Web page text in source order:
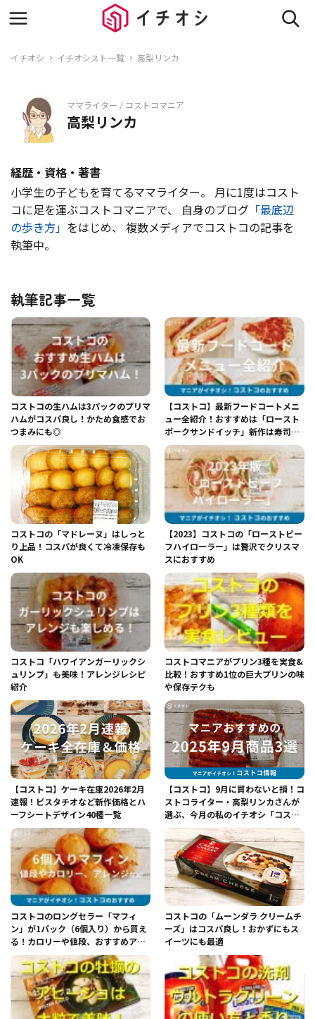
イチオシ イチオシスト一覧 高梨リンカ
ママライター / コストコマニア
高梨リンカ
経歴・資格・著書
小学生の子どもを育てるママライター。 月に1度はコスト
コに足を運ぶコストコマニアで、 自身のブログ 「最底辺
の歩き方」 をはじめ、 複数メディアでコストコの記事を
執筆中。
執筆記事一覧
コストコの生ハムは3パックのプリマ
ハムがコスパ良し！かため食感でお
つまみにも◎
【コストコ】最新フードコートメニ
ュー全紹介！おすすめは「ロースト
ポークサンドイッチ」新作は寿司！
定番ピザもチェック
コストコの「マドレーヌ」はしっと
り上品！コスパが良くて冷凍保存も
OK
【2023】コストコの「ローストビー
フハイローラー」は贅沢でクリスマ
スにおすすめ
コストコ「ハワイアンガーリックシ
ュリンプ」も美味！アレンジレシピ
紹介
コストコマニアがプリン3種を実食&
比較！おすすめ1位の巨大プリンの味
や保存テクも
【コストコ】ケーキ在庫2026年2月
速報！ピスタチオなど新作価格とハ
ーフシートデザイン40種一覧
【コストコ】9月に買わないと損！コ
ストコライター・高梨リンカさんが
選ぶ、今月の私のイチオシ「コスト
コグルメ」3選
コストコのロングセラー「マフィ
ン」が1パック（6個入り）から買え
る！カロリーや値段、おすすめアレ
ンジ、冷凍保存方法を紹介
コストコの「ムーンダラ クリームチ
ーズ」はコスパ良し！おかずにもス
イーツにも最適